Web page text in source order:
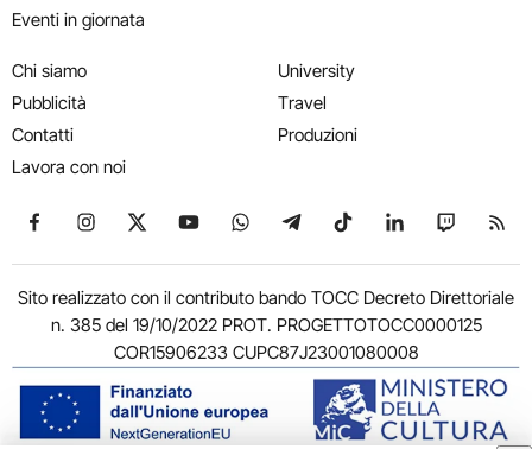
Eventi in giornata
Chi siamo
Pubblicità
Contatti
Lavora con noi
University
Travel
Produzioni
Seguici su Facebook
Seguici su Instagram
Seguici su X
Seguici su YouTube
Seguici su WhatsApp
Seguici su Telegram
Seguici su TikTok
Seguici su
Seguici
Sito realizzato con il contributo bando TOCC Decreto Direttoriale
n. 385 del 19/10/2022 PROT. PROGETTOTOCC0000125
COR15906233 CUPC87J23001080008